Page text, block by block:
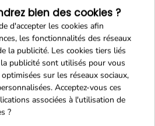
Paiement Sécurisé
bien des cookies ?
d'accepter les cookies afin
les fonctionnalités des réseaux
la publicité. Les cookies tiers liés
publicité sont utilisés pour vous
sur les réseaux sociaux,
Acceptez-vous ces
associées à l'utilisation de
?